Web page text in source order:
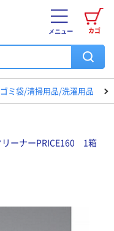
カゴ
メニュー
ゴミ袋/清掃用品/洗濯用品
ーナーPRICE160 1箱